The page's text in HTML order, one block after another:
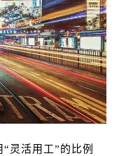
灵活用工”的比例